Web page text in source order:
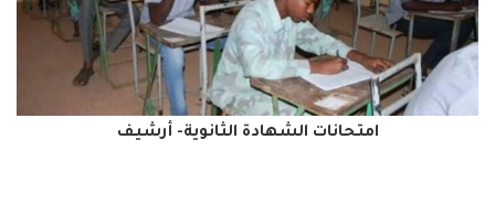
امتحانات الشهادة الثانوية- أرشيف